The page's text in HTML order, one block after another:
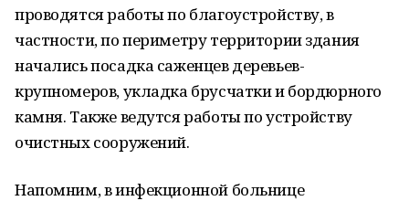
проводятся работы по благоустройству, в
частности, по периметру территории здания
начались посадка саженцев деревьев-
крупномеров, укладка брусчатки и бордюрного
камня. Также ведутся работы по устройству
очистных сооружений.
Напомним, в инфекционной больнице